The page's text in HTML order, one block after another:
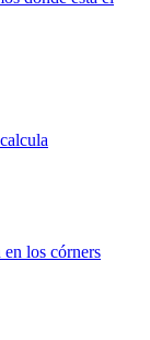
los córners